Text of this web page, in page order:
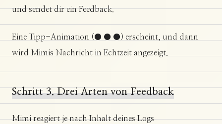
und sendet dir ein Feedback.
Eine Tipp-Animation (● ● ●) erscheint, und dann
wird Mimis Nachricht in Echtzeit angezeigt.
Schritt 3. Drei Arten von Feedback
Mimi reagiert je nach Inhalt deines Logs